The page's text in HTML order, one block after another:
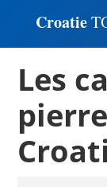
Croatie
Les